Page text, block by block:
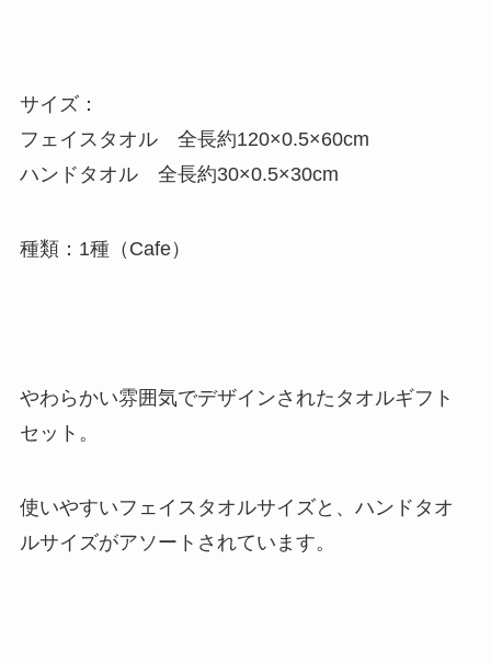
サイズ：
フェイスタオル 全長約120×0.5×60cm
ハンドタオル 全長約30×0.5×30cm
種類：1種（Cafe）
やわらかい雰囲気でデザインされたタオルギフト
セット。
使いやすいフェイスタオルサイズと、ハンドタオ
ルサイズがアソートされています。